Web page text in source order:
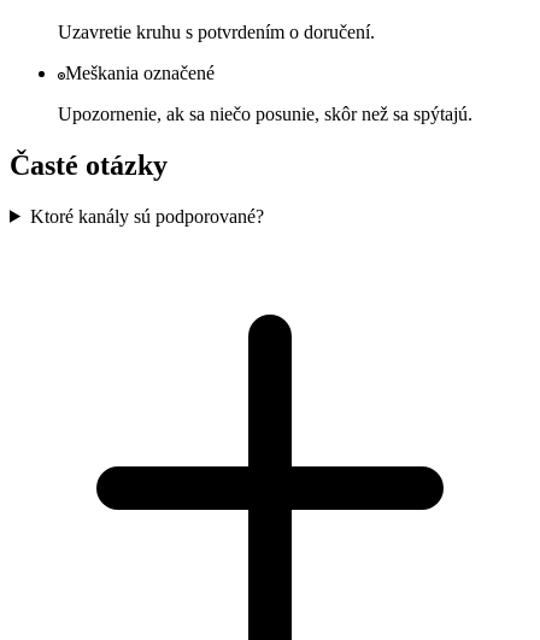
Uzavretie kruhu s potvrdením o doručení.
Meškania označené
Upozornenie, ak sa niečo posunie, skôr než sa spýtajú.
Časté otázky
Ktoré kanály sú podporované?